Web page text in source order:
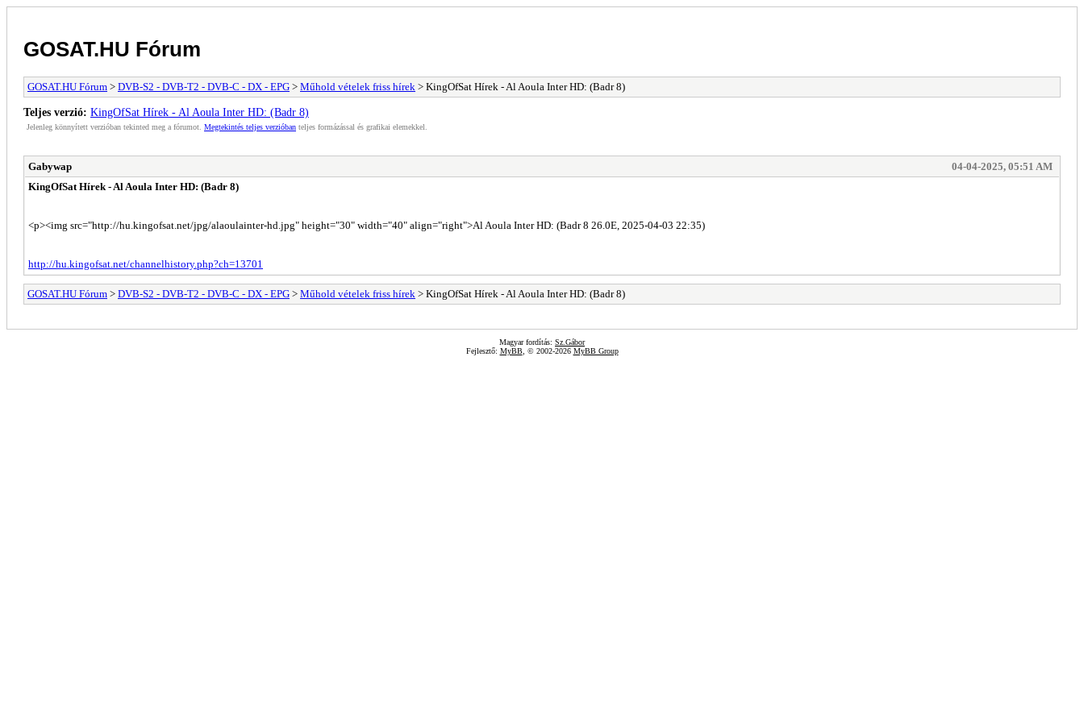
GOSAT.HU Fórum
GOSAT.HU Fórum > DVB-S2 - DVB-T2 - DVB-C - DX - EPG > Műhold vételek friss hírek > KingOfSat Hírek - Al Aoula Inter HD: (Badr 8)
Teljes verzió: KingOfSat Hírek - Al Aoula Inter HD: (Badr 8)
Jelenleg könnyített verzióban tekinted meg a fórumot. Megtekintés teljes verzióban teljes formázással és grafikai elemekkel.
Gabywap
04-04-2025, 05:51 AM
KingOfSat Hírek - Al Aoula Inter HD: (Badr 8)
<p><img src="http://hu.kingofsat.net/jpg/alaoulainter-hd.jpg" height="30" width="40" align="right">Al Aoula Inter HD: (Badr 8 26.0E, 2025-04-03 22:35)
http://hu.kingofsat.net/channelhistory.php?ch=13701
GOSAT.HU Fórum > DVB-S2 - DVB-T2 - DVB-C - DX - EPG > Műhold vételek friss hírek > KingOfSat Hírek - Al Aoula Inter HD: (Badr 8)
Magyar fordítás: Sz.Gábor
Fejlesztő: MyBB, © 2002-2026 MyBB Group